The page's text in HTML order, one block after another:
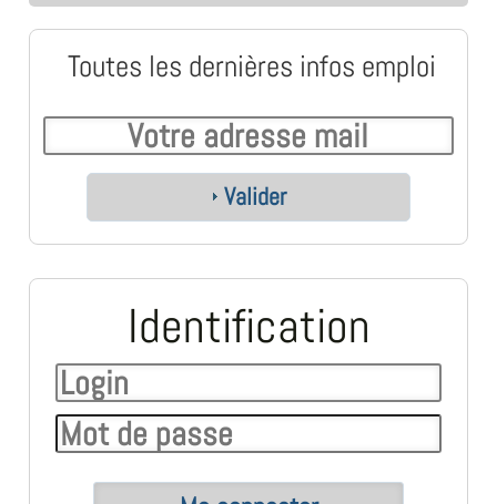
Toutes les dernières infos emploi
Valider
Identification